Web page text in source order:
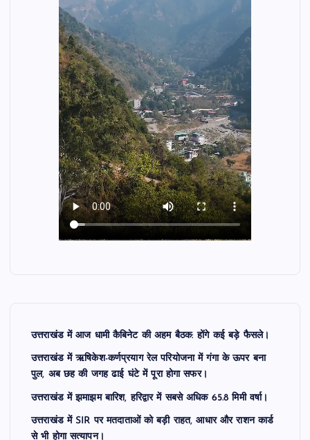
उत्तराखंड में आज धामी कैबिनेट की अहम बैठक: होंगे कई बड़े फैसले।
उत्तराखंड में ऋषिकेश-कर्णप्रयाग रेल परियोजना में गंगा के ऊपर बना
पुल, अब छह की जगह ढाई घंटे में पूरा होगा सफर।
उत्तराखंड में झमाझम बारिश, हरिद्वार में सबसे अधिक 65.8 मिमी वर्षा।
उत्तराखंड में SIR पर मतदाताओं को बड़ी राहत, आधार और राशन कार्ड
से भी होगा सत्यापन।